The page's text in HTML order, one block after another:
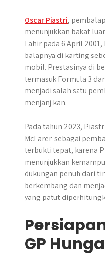
Oscar Piastri,
menunjukkan bakat
Lahir pada 6 April
balapnya di karting
mobil. Prestasinya di
termasuk Formula 3
menjadi salah satu
menjanjikan.
Pada tahun 2023,
McLaren sebagai
terbukti tepat, karena
menunjukkan
dukungan penuh dari
berkembang dan
yang patut
GP